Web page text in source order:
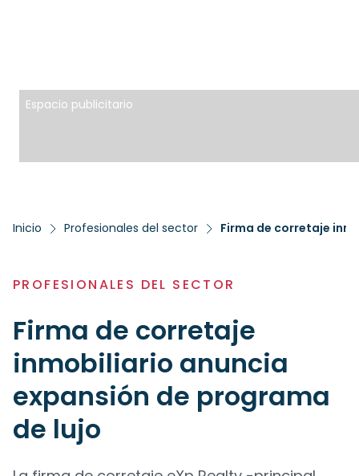
Espacio publicitario
Inicio Profesionales del sector Firma de corretaje
PROFESIONALES DEL SECTOR
Firma de corretaje
inmobiliario anuncia
expansión de programa
de lujo